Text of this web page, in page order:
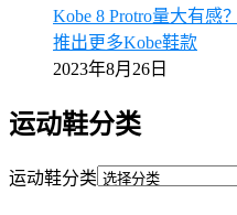
Kobe 8 Protro量大有感
推出更多Kobe鞋款
2023年8月26日
运动鞋分类
运动鞋分类